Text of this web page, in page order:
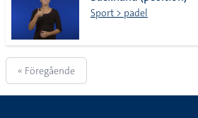
Sport > padel
« Föregående